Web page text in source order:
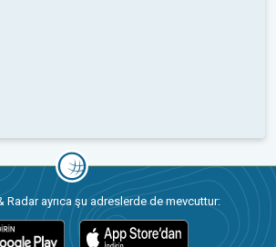
Radar ayrıca şu adreslerde de mevcuttur: